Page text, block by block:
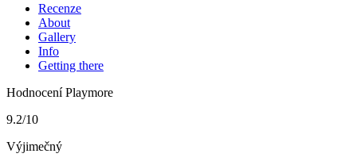
Recenze
About
Gallery
Info
Getting there
Hodnocení Playmore
9.2/10
Výjimečný